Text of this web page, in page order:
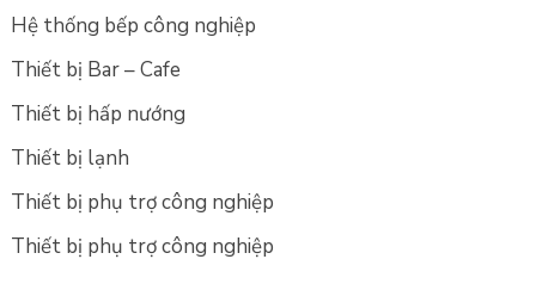
Hệ thống bếp công nghiệp
Thiết bị Bar – Cafe
Thiết bị hấp nướng
Thiết bị lạnh
Thiết bị phụ trợ công nghiệp
Thiết bị phụ trợ công nghiệp